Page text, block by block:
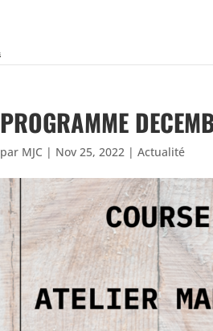
PROGRAMME
par MJC | Nov 25, 2022 |Actualité